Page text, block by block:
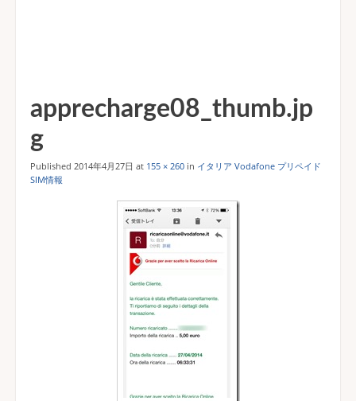
apprecharge08_thumb.jp
g
Published 2014年4月27日 at 155 × 260 in イタリア Vodafone プリペイド
SIM情報